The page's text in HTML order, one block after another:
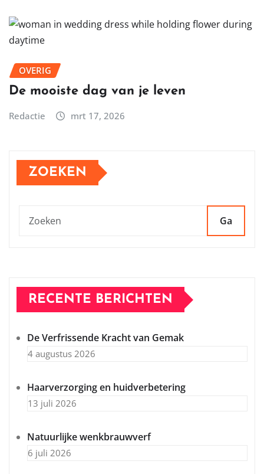
OVERIG
De mooiste dag van je leven
Redactie mrt 17, 2026
ZOEKEN
Ga
RECENTE BERICHTEN
De Verfrissende Kracht van Gemak
4 augustus 2026
Haarverzorging en huidverbetering
13 juli 2026
Natuurlijke wenkbrauwverf
6 juli 2026